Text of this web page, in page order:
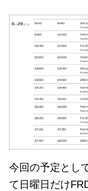
今回の予定とし
て日曜日だけ